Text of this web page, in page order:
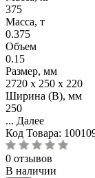
375
Масса, т
0.375
Объем
0.15
Размер, мм
2720 x 250 x 220
Ширина (B), мм
250
... Далее
Код Товара:
0 отзывов
В наличии